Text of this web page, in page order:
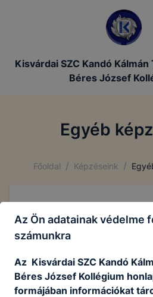
Kisvárdai SZC Kandó
Béres József
Egyéb
Főoldal / Képzéseink /
Az Ön adatainak védelme
számunkra
Az Kisvárdai SZC Kandó
Béres József Kollégium
formájában információkat